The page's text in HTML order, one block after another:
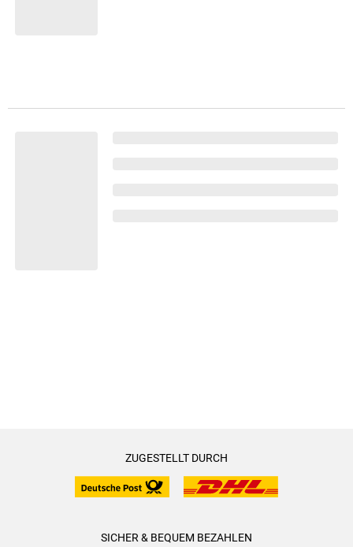
ZUGESTELLT DURCH
SICHER & BEQUEM BEZAHLEN